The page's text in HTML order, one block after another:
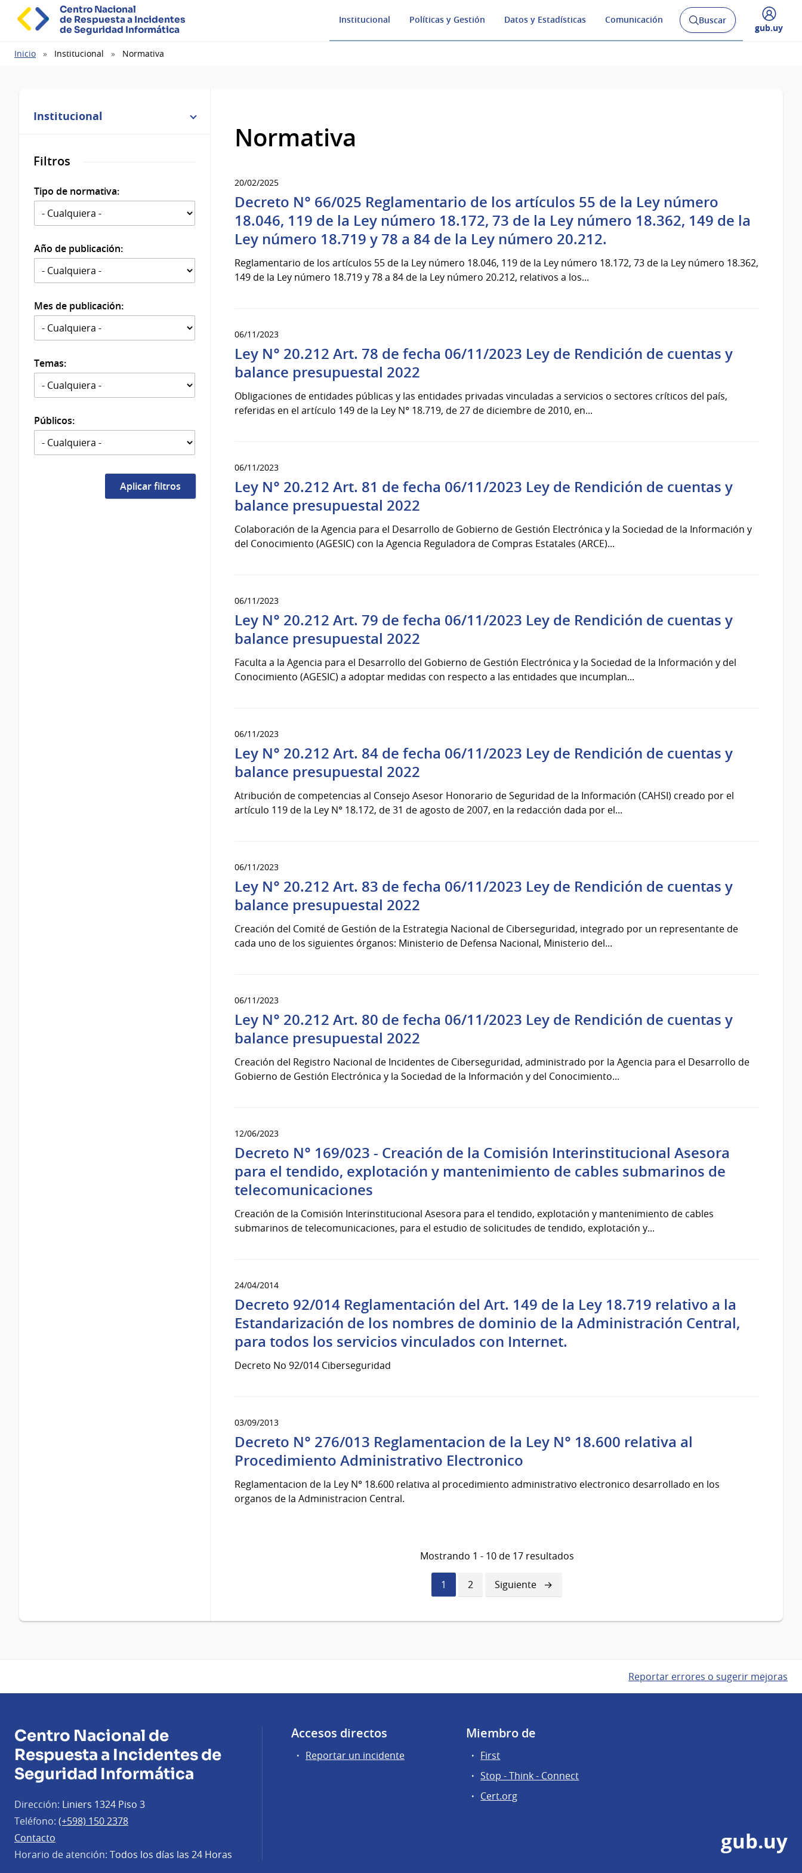
Centro Nacional
de Respuesta a Incidentes
de Seguridad Informática
Institucional Políticas y Gestión Datos y Estadísticas Comunicación
Abrir
buscador
Buscar
Desplegar
gub.uy
Ruta
Inicio Institucional Normativa
Institucional
Filtros
Tipo de normativa:
Año de publicación:
Mes de publicación:
Temas:
Públicos:
Normativa
20/02/2025
Decreto N° 66/025 Reglamentario de los artículos 55 de la Ley número
18.046, 119 de la Ley número 18.172, 73 de la Ley número 18.362, 149 de la
Ley número 18.719 y 78 a 84 de la Ley número 20.212.
Reglamentario de los artículos 55 de la Ley número 18.046, 119 de la Ley número 18.172, 73 de la Ley número 18.362,
149 de la Ley número 18.719 y 78 a 84 de la Ley número 20.212, relativos a los...
06/11/2023
Ley N° 20.212 Art. 78 de fecha 06/11/2023 Ley de Rendición de cuentas y
balance presupuestal 2022
Obligaciones de entidades públicas y las entidades privadas vinculadas a servicios o sectores críticos del país,
referidas en el artículo 149 de la Ley N° 18.719, de 27 de diciembre de 2010, en...
06/11/2023
Ley N° 20.212 Art. 81 de fecha 06/11/2023 Ley de Rendición de cuentas y
balance presupuestal 2022
Colaboración de la Agencia para el Desarrollo de Gobierno de Gestión Electrónica y la Sociedad de la Información y
del Conocimiento (AGESIC) con la Agencia Reguladora de Compras Estatales (ARCE)...
06/11/2023
Ley N° 20.212 Art. 79 de fecha 06/11/2023 Ley de Rendición de cuentas y
balance presupuestal 2022
Faculta a la Agencia para el Desarrollo del Gobierno de Gestión Electrónica y la Sociedad de la Información y del
Conocimiento (AGESIC) a adoptar medidas con respecto a las entidades que incumplan...
06/11/2023
Ley N° 20.212 Art. 84 de fecha 06/11/2023 Ley de Rendición de cuentas y
balance presupuestal 2022
Atribución de competencias al Consejo Asesor Honorario de Seguridad de la Información (CAHSI) creado por el
artículo 119 de la Ley N° 18.172, de 31 de agosto de 2007, en la redacción dada por el...
06/11/2023
Ley N° 20.212 Art. 83 de fecha 06/11/2023 Ley de Rendición de cuentas y
balance presupuestal 2022
Creación del Comité de Gestión de la Estrategia Nacional de Ciberseguridad, integrado por un representante de
cada uno de los siguientes órganos: Ministerio de Defensa Nacional, Ministerio del...
06/11/2023
Ley N° 20.212 Art. 80 de fecha 06/11/2023 Ley de Rendición de cuentas y
balance presupuestal 2022
Creación del Registro Nacional de Incidentes de Ciberseguridad, administrado por la Agencia para el Desarrollo de
Gobierno de Gestión Electrónica y la Sociedad de la Información y del Conocimiento...
12/06/2023
Decreto N° 169/023 - Creación de la Comisión Interinstitucional Asesora
para el tendido, explotación y mantenimiento de cables submarinos de
telecomunicaciones
Creación de la Comisión Interinstitucional Asesora para el tendido, explotación y mantenimiento de cables
submarinos de telecomunicaciones, para el estudio de solicitudes de tendido, explotación y...
24/04/2014
Decreto 92/014 Reglamentación del Art. 149 de la Ley 18.719 relativo a la
Estandarización de los nombres de dominio de la Administración Central,
para todos los servicios vinculados con Internet.
Decreto No 92/014 Ciberseguridad
03/09/2013
Decreto N° 276/013 Reglamentacion de la Ley N° 18.600 relativa al
Procedimiento Administrativo Electronico
Reglamentacion de la Ley N° 18.600 relativa al procedimiento administrativo electronico desarrollado en los
organos de la Administracion Central.
Mostrando 1 - 10 de 17 resultados
Página
actual
1 Página
2
Siguiente
página
Siguiente
Reportar errores o sugerir mejoras
Centro Nacional de
Respuesta a Incidentes de
Seguridad Informática
Dirección: Liniers 1324 Piso 3
Teléfono: (+598) 150 2378
Contacto
Horario de atención: Todos los días las 24 Horas
Accesos directos
Reportar un incidente
Miembro de
First
Stop - Think - Connect
Cert.org
gub.uy